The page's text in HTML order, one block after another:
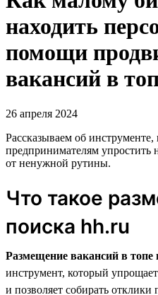
находить
помощи
вакансий в
26 апреля 2024
Рассказываем об
предпринимателям упростить
от ненужной рутины.
Что такое
поиска hh.ru
Размещение вакансий в топе
инструмент, который
и позволяет собирать отклики